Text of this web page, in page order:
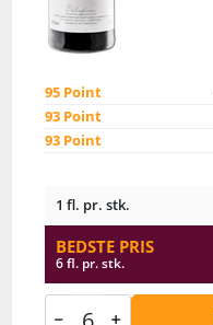
95 Point
93 Point
93 Point
1 fl. pr. stk.
BEDSTE PRIS
6 fl. pr. stk.